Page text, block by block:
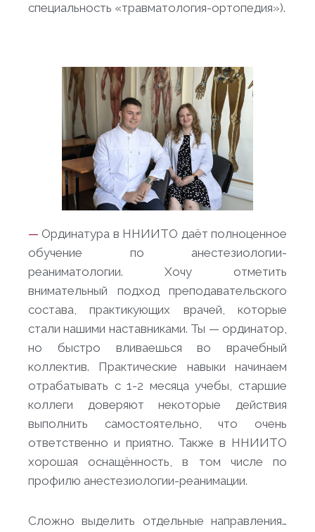
специальность «травматология-ортопедия»).
— Ординатура в ННИИТО даёт полноценное
обучение по анестезиологии-
реаниматологии. Хочу отметить
внимательный подход преподавательского
состава, практикующих врачей, которые
стали нашими наставниками. Ты — ординатор,
но быстро вливаешься во врачебный
коллектив. Практические навыки начинаем
отрабатывать с 1-2 месяца учебы, старшие
коллеги доверяют некоторые действия
выполнить самостоятельно, что очень
ответственно и приятно. Также в ННИИТО
хорошая оснащённость, в том числе по
профилю анестезиологии-реанимации.
Сложно выделить отдельные направления…